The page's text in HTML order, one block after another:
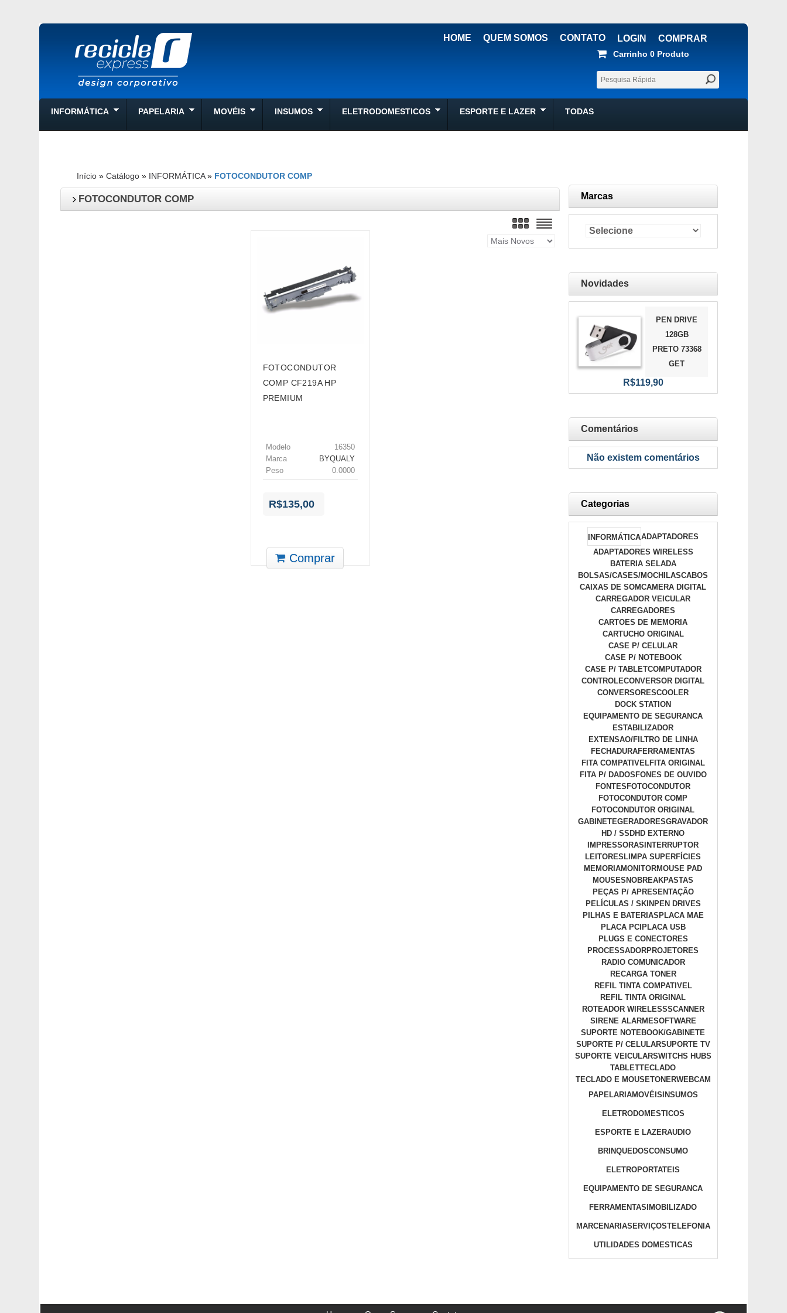
HOME QUEM SOMOS CONTATO COMPRAR
LOGIN
Carrinho 0 Produto
INFORMÁTICA PAPELARIA MOVÉIS INSUMOS ELETRODOMESTICOS ESPORTE E LAZER TODAS
Início »Catálogo » INFORMÁTICA» FOTOCONDUTOR COMP
FOTOCONDUTOR COMP
FOTOCONDUTOR
COMP CF219A HP
PREMIUM
Modelo
16350
Marca
BYQUALY
Peso
0.0000
R$135,00
Comprar
Marcas
Novidades
PEN DRIVE
128GB
PRETO 73368
GET
R$119,90
Comentários
Não existem comentários
Categorias
INFORMÁTICAADAPTADORES
ADAPTADORES WIRELESS
BATERIA SELADA
BOLSAS/CASES/MOCHILASCABOS
CAIXAS DE SOMCAMERA DIGITAL
CARREGADOR VEICULAR
CARREGADORES
CARTOES DE MEMORIA
CARTUCHO ORIGINAL
CASE P/ CELULAR
CASE P/ NOTEBOOK
CASE P/ TABLETCOMPUTADOR
CONTROLECONVERSOR DIGITAL
CONVERSORESCOOLER
DOCK STATION
EQUIPAMENTO DE SEGURANCA
ESTABILIZADOR
EXTENSAO/FILTRO DE LINHA
FECHADURAFERRAMENTAS
FITA COMPATIVELFITA ORIGINAL
FITA P/ DADOS FONES DE OUVIDO
FONTES FOTOCONDUTOR
FOTOCONDUTOR COMP
FOTOCONDUTOR ORIGINAL
GABINETEGERADORESGRAVADOR
HD / SSDHD EXTERNO
IMPRESSORAS INTERRUPTOR
LEITORES LIMPA SUPERFÍCIES
MEMORIAMONITORMOUSE PAD
MOUSES NOBREAKPASTAS
PEÇAS P/ APRESENTAÇÃO
PELÍCULAS / SKIN PEN DRIVES
PILHAS E BATERIAS PLACA MAE
PLACA PCI PLACA USB
PLUGS E CONECTORES
PROCESSADORPROJETORES
RADIO COMUNICADOR
RECARGA TONER
REFIL TINTA COMPATIVEL
REFIL TINTA ORIGINAL
ROTEADOR WIRELESSSCANNER
SIRENE ALARMESOFTWARE
SUPORTE NOTEBOOK/GABINETE
SUPORTE P/ CELULARSUPORTE TV
SUPORTE VEICULARSWITCHS HUBS
TABLETTECLADO
TECLADO E MOUSETONERWEBCAM
PAPELARIAMOVÉIS INSUMOS
ELETRODOMESTICOS
ESPORTE E LAZERAUDIO
BRINQUEDOSCONSUMO
ELETROPORTATEIS
EQUIPAMENTO DE SEGURANCA
FERRAMENTAS IMOBILIZADO
MARCENARIASERVIÇOSTELEFONIA
UTILIDADES DOMESTICAS